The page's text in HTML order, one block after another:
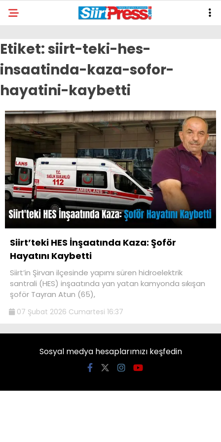
Etiket:siirt-teki-hes-
insaatinda-kaza-sofor-
hayatini-kaybetti
Siirt’teki HES İnşaatında Kaza: Şoför
Hayatını Kaybetti
Siirt’in Şirvan ilçesinde yapımı süren hidroelektrik
santrali (HES) inşaatında yan yatan kamyonda sıkışan
şoför Tayran Atun (65),
07 Şubat 2026 Cumartesi 16:37
Sosyal medya hesaplarımızı keşfedin